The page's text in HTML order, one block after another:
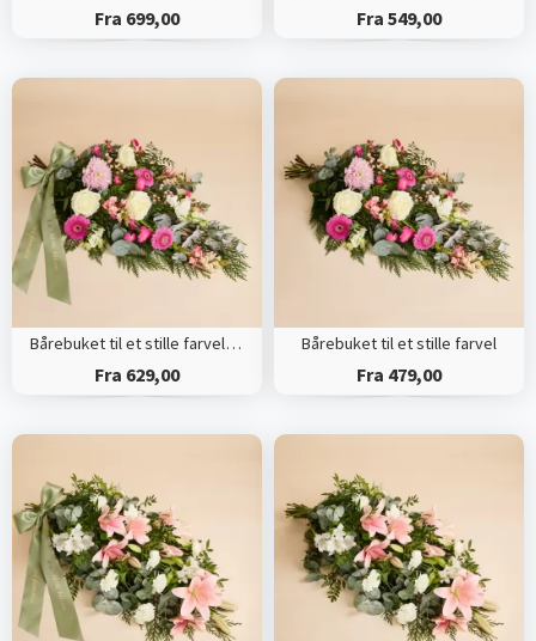
Fra 699,00 Fra 549,00
Bårebuket til et stille farvel med bånd
Fra 629,00
Bårebuket til et stille farvel
Fra 479,00